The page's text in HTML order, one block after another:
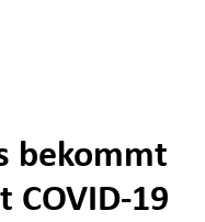
bekommt
COVID-19